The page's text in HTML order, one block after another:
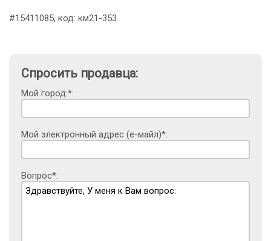
#15411085, код: км21-353
Спросить продавца:
Мой город:*:
Мой электронный адрес (е-майл)*:
Вопрос*: